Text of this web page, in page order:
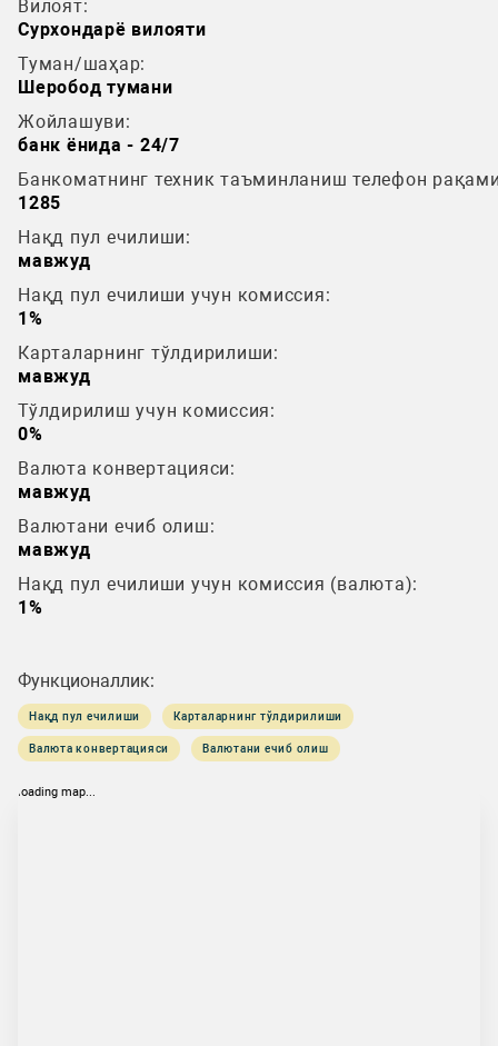
Вилоят:
Сурхондарё вилояти
Туман/шаҳар:
Шеробод тумани
Жойлашуви:
банк ёнида - 24/7
Банкоматнинг техник таъминланиш телефон
1285
Нақд пул ечилиши:
мавжуд
Нақд пул ечилиши учун комиссия:
1%
Карталарнинг тўлдирилиши:
мавжуд
Тўлдирилиш учун комиссия:
0%
Валюта конвертацияси:
мавжуд
Валютани ечиб олиш:
мавжуд
Нақд пул ечилиши учун комиссия (валюта):
1%
Функционаллик:
Нақд пул ечилиши Карталарнинг тўлдирилиши
Валюта конвертацияси Валютани ечиб олиш
loading map...